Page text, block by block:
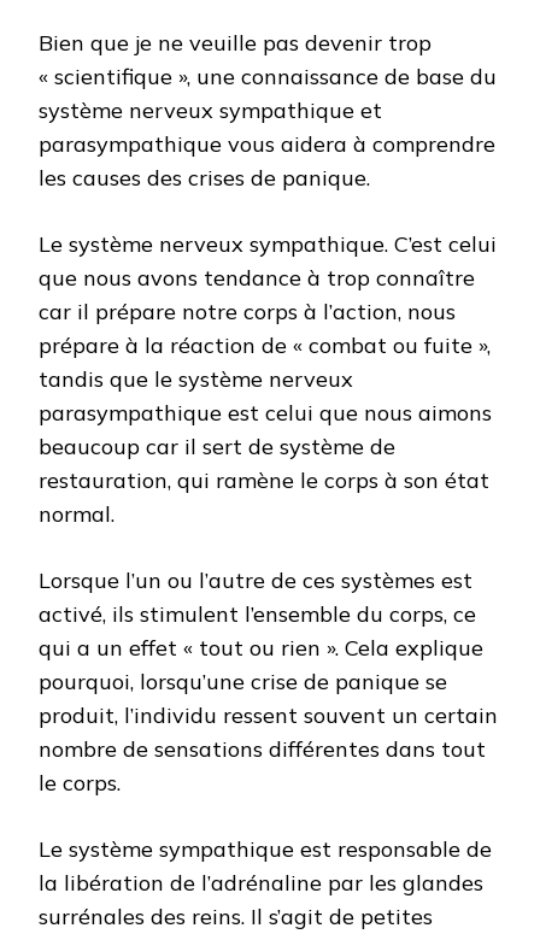
Bien que je ne veuille pas devenir trop
« scientifique », une connaissance de base du
système nerveux sympathique et
parasympathique vous aidera à comprendre
les causes des crises de panique.
Le système nerveux sympathique. C’est celui
que nous avons tendance à trop connaître
car il prépare notre corps à l’action, nous
prépare à la réaction de « combat ou fuite »,
tandis que le système nerveux
parasympathique est celui que nous aimons
beaucoup car il sert de système de
restauration, qui ramène le corps à son état
normal.
Lorsque l’un ou l’autre de ces systèmes est
activé, ils stimulent l’ensemble du corps, ce
qui a un effet « tout ou rien ». Cela explique
pourquoi, lorsqu’une crise de panique se
produit, l’individu ressent souvent un certain
nombre de sensations différentes dans tout
le corps.
Le système sympathique est responsable de
la libération de l’adrénaline par les glandes
surrénales des reins. Il s’agit de petites